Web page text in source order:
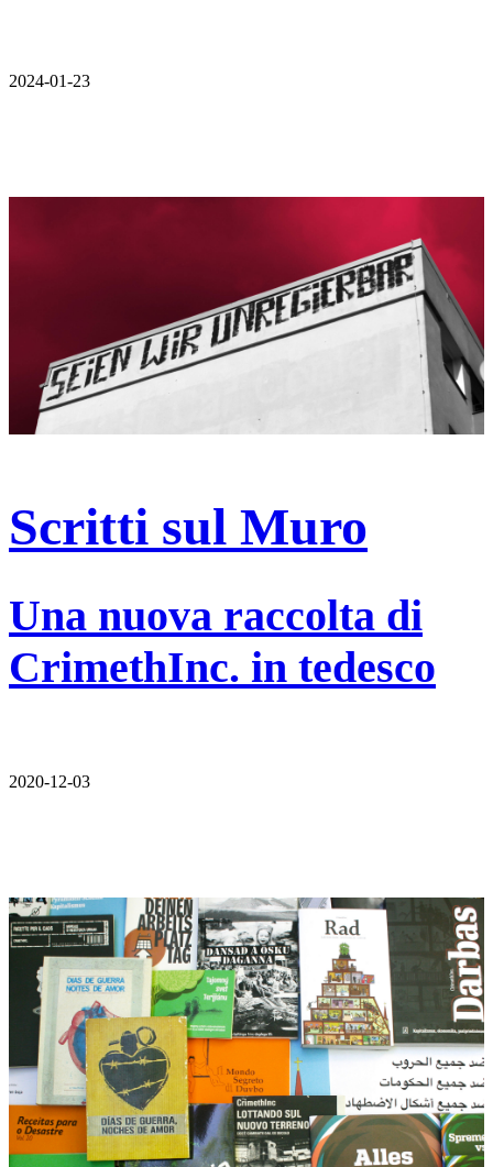
2024-01-23
Scritti sul Muro
Una nuova raccolta di
CrimethInc. in tedesco
2020-12-03